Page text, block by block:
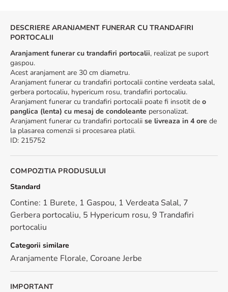
DESCRIERE ARANJAMENT FUNERAR CU TRANDAFIRI
PORTOCALII
Aranjament funerar cu trandafiri portocalii, realizat pe suport
gaspou.
Acest aranjament are 30 cm diametru.
Aranjament funerar cu trandafiri portocalii contine verdeata salal,
gerbera portocaliu, hypericum rosu, trandafiri portocaliu.
Aranjament funerar cu trandafiri portocalii poate fi insotit de o
panglica (lenta) cu mesaj de condoleante personalizat.
Aranjament funerar cu trandafiri portocalii se livreaza in 4 ore de
la plasarea comenzii si procesarea platii.
ID: 215752
COMPOZITIA PRODUSULUI
Standard
Contine: 1 Burete, 1 Gaspou, 1 Verdeata Salal, 7
Gerbera portocaliu, 5 Hypericum rosu, 9 Trandafiri
portocaliu
Categorii similare
Aranjamente Florale, Coroane Jerbe
IMPORTANT